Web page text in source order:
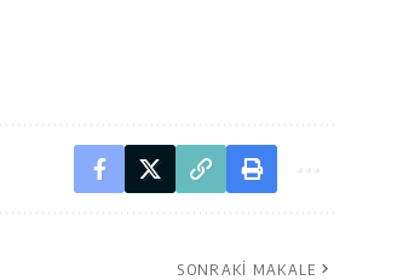
SONRAKI MAKALE